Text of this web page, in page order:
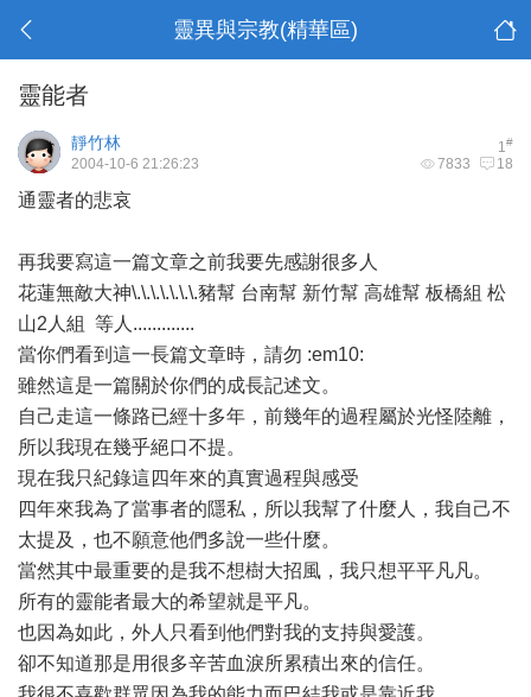
靈異與宗教(精華區)
靈能者
1#
靜竹林
7833 18
2004-10-6 21:26:23
通靈者的悲哀
再我要寫這一篇文章之前我要先感謝很多人
花蓮無敵大神\.\.\.\.\.\.\.豬幫 台南幫 新竹幫 高雄幫 板橋組 松
山2人組 等人.............
當你們看到這一長篇文章時，請勿 :em10:
雖然這是一篇關於你們的成長記述文。
自己走這一條路已經十多年，前幾年的過程屬於光怪陸離，
所以我現在幾乎絕口不提。
現在我只紀錄這四年來的真實過程與感受
四年來我為了當事者的隱私，所以我幫了什麼人，我自己不
太提及，也不願意他們多說一些什麼。
當然其中最重要的是我不想樹大招風，我只想平平凡凡。
所有的靈能者最大的希望就是平凡。
也因為如此，外人只看到他們對我的支持與愛護。
卻不知道那是用很多辛苦血淚所累積出來的信任。